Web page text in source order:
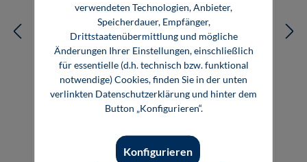
Prüfungstrainer Sanitär- und
Heizungshandwerk (CD-ROM)
verwendeten Technologien, Anbieter,
Speicherdauer, Empfänger,
Drittstaatenübermittlung und mögliche
Änderungen Ihrer Einstellungen, einschließlich
für essentielle (d.h. technisch bzw. funktional
notwendige) Cookies, finden Sie in der unten
verlinkten Datenschutzerklärung und hinter dem
Button „Konfigurieren“.
Konfigurieren